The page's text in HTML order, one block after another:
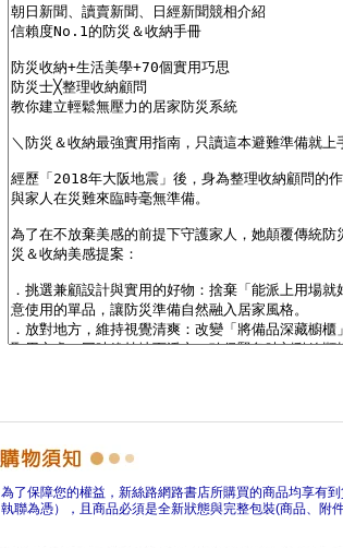
為了保障您的權益，新絲路網路書店所購買的商品均享有
執聯為憑），且商品必須是全新狀態與完整包裝(商品、附